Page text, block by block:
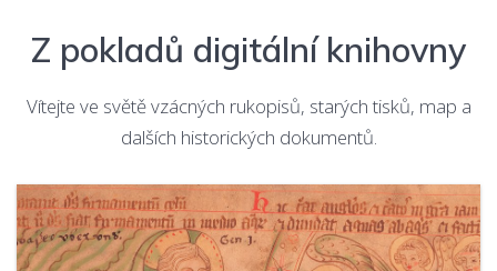
Z pokladů digitální knihovny
Vítejte ve světě vzácných rukopisů, starých tisků, map a
dalších historických dokumentů.